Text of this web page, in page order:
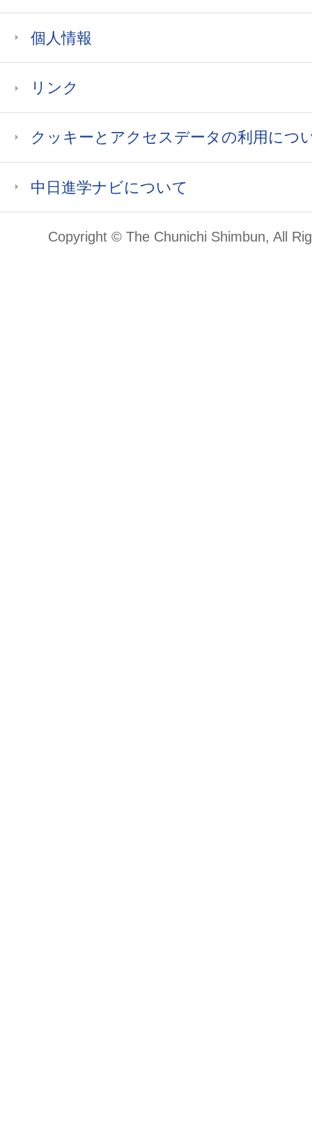
個人情報
リンク
クッキーとアクセスデータの利用につ
中日進学ナビについて
Copyright © The Chunichi Shimbun, All